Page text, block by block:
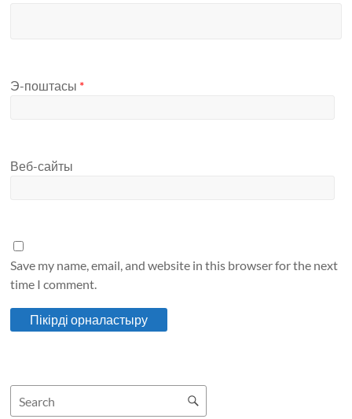
Э-поштасы *
Веб-сайты
Save my name, email, and website in this browser for the next
time I comment.